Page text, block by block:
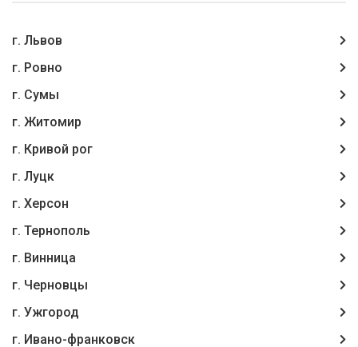
г. Львов
г. Ровно
г. Сумы
г. Житомир
г. Кривой рог
г. Луцк
г. Херсон
г. Тернополь
г. Винница
г. Чернoвцы
г. Ужгород
г. Ивано-франковск